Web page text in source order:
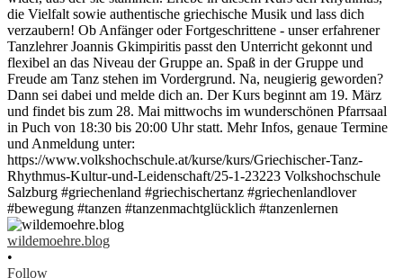
wildemoehre.blog
•
Follow